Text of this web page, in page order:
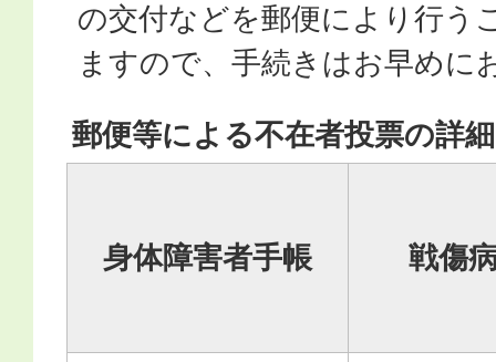
の交付などを郵便により行う
ますので、手続きはお早めに
郵便等による不在者投票の詳細
身体障害者手帳 戦傷